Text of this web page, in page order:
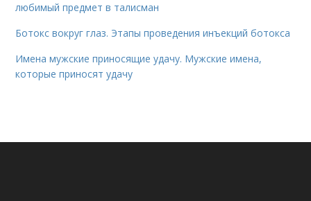
любимый предмет в талисман
Ботокс вокруг глаз. Этапы проведения инъекций ботокса
Имена мужские приносящие удачу. Мужские имена,
которые приносят удачу